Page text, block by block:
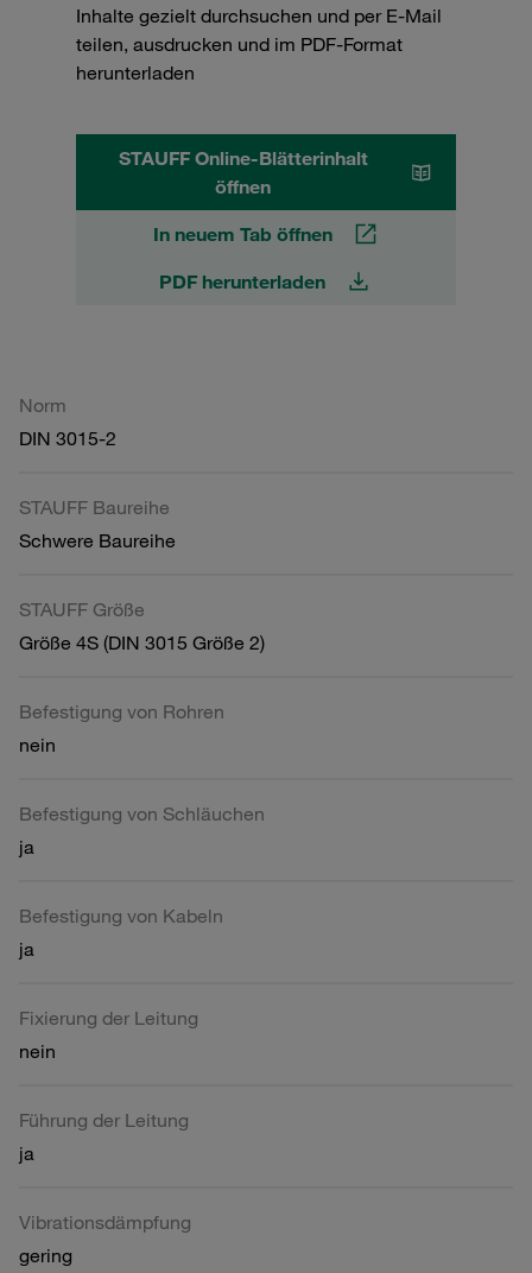
Inhalte gezielt durchsuchen und per E-Mail
teilen, ausdrucken und im PDF-Format
herunterladen
STAUFF Online-Blätterinhalt
öffnen
In neuem Tab öffnen
PDF herunterladen
Norm
DIN 3015-2
STAUFF Baureihe
Schwere Baureihe
STAUFF Größe
Größe 4S (DIN 3015 Größe 2)
Befestigung von Rohren
nein
Befestigung von Schläuchen
ja
Befestigung von Kabeln
ja
Fixierung der Leitung
nein
Führung der Leitung
ja
Vibrationsdämpfung
gering